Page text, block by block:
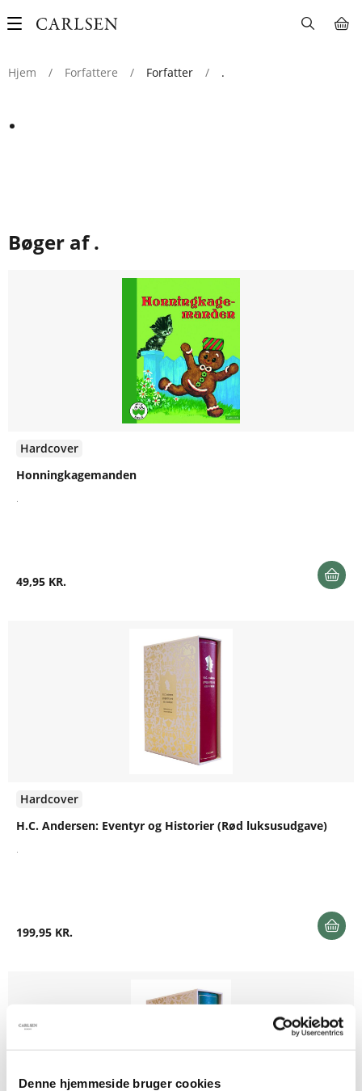
Denne hjemmeside bruger cookies
Main
Hjem
/ Forfattere / Forfatter / .
.
Bøger af .
Hardcover
Honningkagemanden
.
49,95 KR.
Hardcover
H.C. Andersen: Eventyr og Historier (Rød luksusudgave)
.
199,95 KR.